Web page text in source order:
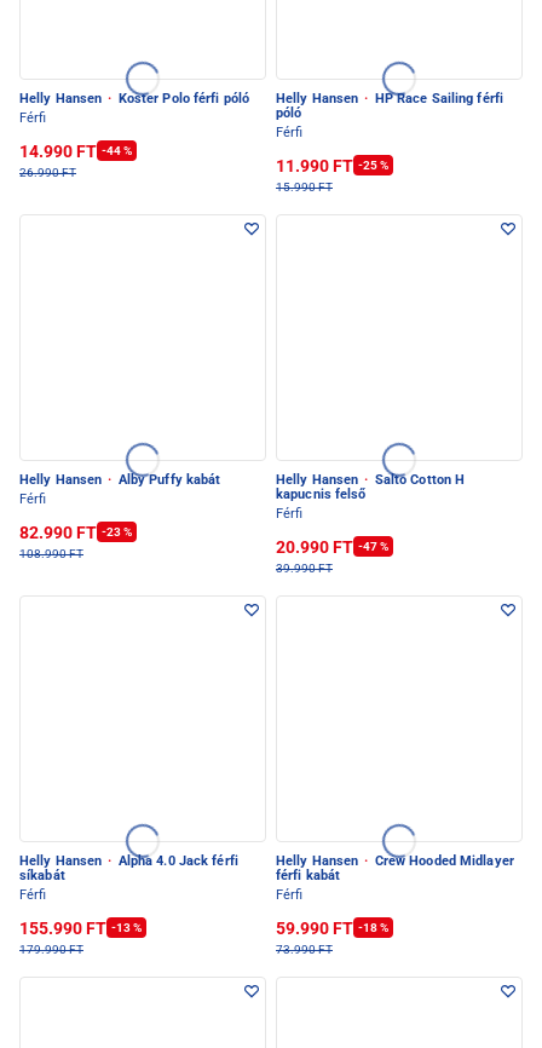
Helly Hansen ·
Koster Polo férfi póló
Férfi
14.990 FT -44 %
26.990 FT
Helly Hansen ·
HP Race Sailing férfi
póló
Férfi
11.990 FT -25 %
15.990 FT
Helly Hansen · Alby Puffy kabát
Férfi
82.990 FT -23 %
108.990 FT
Helly Hansen · Salto Cotton H
kapucnis felső
Férfi
20.990 FT -47 %
39.990 FT
Helly Hansen · Alpha 4.0 Jack férfi
síkabát
Férfi
155.990 FT -13 %
179.990 FT
Helly Hansen · Crew Hooded Midlayer
férfi kabát
Férfi
59.990 FT -18 %
73.990 FT